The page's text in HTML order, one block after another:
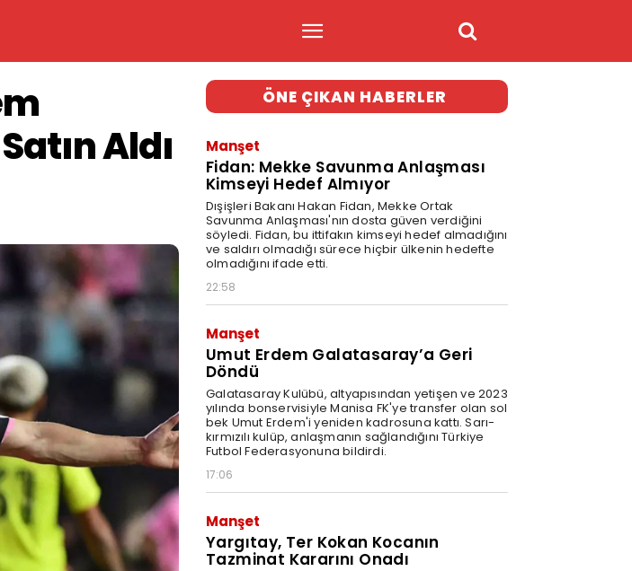
Aldı
ÖNE ÇIKAN HABERLER
Manşet
Fidan: Mekke Savunma Anlaşması
Kimseyi Hedef Almıyor
Dışişleri Bakanı Hakan Fidan, Mekke Ortak
Savunma Anlaşması'nın dosta güven verdiğini
söyledi. Fidan, bu ittifakın kimseyi hedef almadığını
ve saldırı olmadığı sürece hiçbir ülkenin hedefte
olmadığını ifade etti.
22:58
Manşet
Umut Erdem Galatasaray’a Geri
Döndü
Galatasaray Kulübü, altyapısından yetişen ve 2023
yılında bonservisiyle Manisa FK'ye transfer olan sol
bek Umut Erdem'i yeniden kadrosuna kattı. Sarı-
kırmızılı kulüp, anlaşmanın sağlandığını Türkiye
Futbol Federasyonuna bildirdi.
17:06
Manşet
Yargıtay, Ter Kokan Kocanın
Tazminat Kararını Onadı